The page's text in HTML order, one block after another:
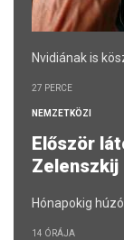
Nvidiának is
27 PERCE
NEMZETKÖZI
Először
Zelenszkij
Hónapokig
14 ÓRÁJA